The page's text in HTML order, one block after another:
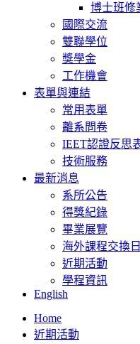
博士班修
國際交流
雙聯學位
獎學金
工作機會
表單與連結
常用表單
離系問卷
IEET認證反思
技術服務
最新消息
系所公告
得獎紀錄
畢業展覽
海外課程交換
近期活動
學程資訊
English
Home
近期活動